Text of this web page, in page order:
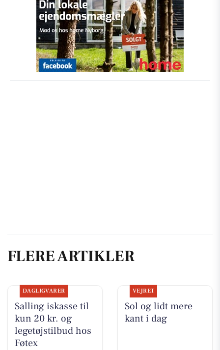
FLERE ARTIKLER
DAGLIGVARER
Salling iskasse til
kun 20 kr. og
legetøjstilbud hos
Føtex
VEJRET
Sol og lidt mere
kant i dag